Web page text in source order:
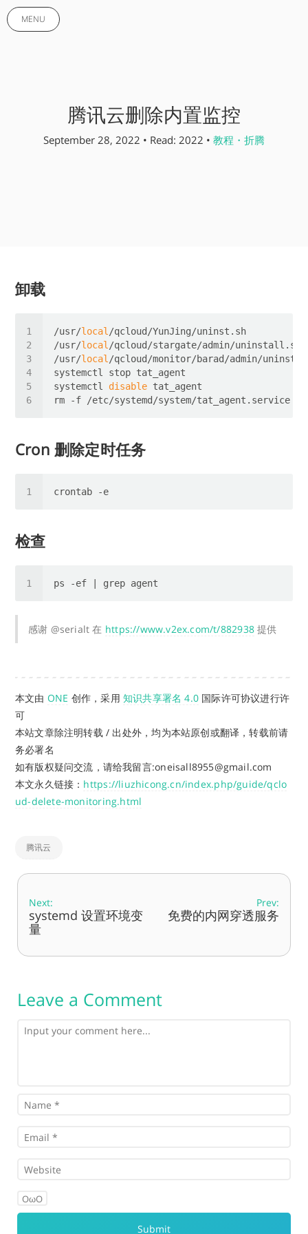
MENU
腾讯云删除内置监控
September 28, 2022 • Read: 2022 • 教程・折腾
卸载
/usr/local
/usr/local
/usr/local
systemctl disable
Cron 删除定时任务
检查
感谢 @serialt 在 https://www.v2ex.com/t/882938提供
本文由 ONE 创作，采用 知识共享署名 4.0 国际许可协议进行许
可
本站文章除注明转载 / 出处外，均为本站原创或翻译，转载前请
务必署名
如有版权疑问交流，请给我留言:oneisall8955@gmail.com
本文永久链接： https://liuzhicong.cn/index.php/guide/qclo
ud-delete-monitoring.html
腾讯云
Next:
systemd 设置环境变
量
Prev:
免费的内网穿透服务
Leave a Comment
OωO